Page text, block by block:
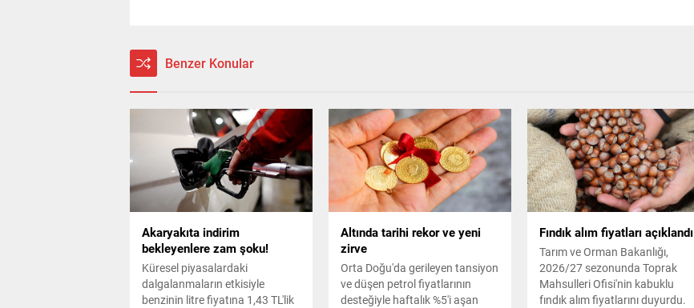
Benzer Konular
Akaryakıta indirim
bekleyenlere zam şoku!
Küresel piyasalardaki
dalgalanmaların etkisiyle
benzinin litre fiyatına 1,43 TL'lik
Altında tarihi rekor ve yeni
zirve
Orta Doğu'da gerileyen tansiyon
ve düşen petrol fiyatlarının
desteğiyle haftalık %5'i aşan
Fındık alım fiyatları açıklandı
Tarım ve Orman Bakanlığı,
2026/27 sezonunda Toprak
Mahsulleri Ofisi'nin kabuklu
fındık alım fiyatlarını duyurdu.